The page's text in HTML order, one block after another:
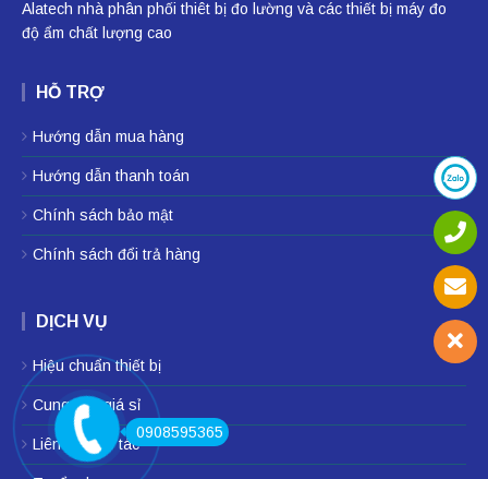
Alatech nhà phân phối thiêt bị đo lường và các thiết bị máy đo
độ ẩm chất lượng cao
HỖ TRỢ
Hướng dẫn mua hàng
Hướng dẫn thanh toán
Chính sách bảo mật
Chính sách đổi trả hàng
DỊCH VỤ
Hiệu chuẩn thiết bị
Cung cấp giá sỉ
Liên hệ hợp tác
0908595365